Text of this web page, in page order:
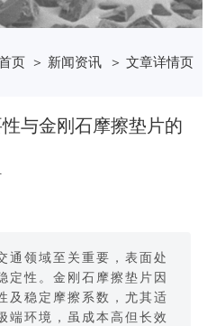
页 ＞ 新闻资讯 ＞ 文章详情页
与金刚石摩擦垫片的
通领域至关重要，表面处
定性。金刚石摩擦垫片因
及稳定摩擦系数，尤其适
端环境，虽成本高但长效